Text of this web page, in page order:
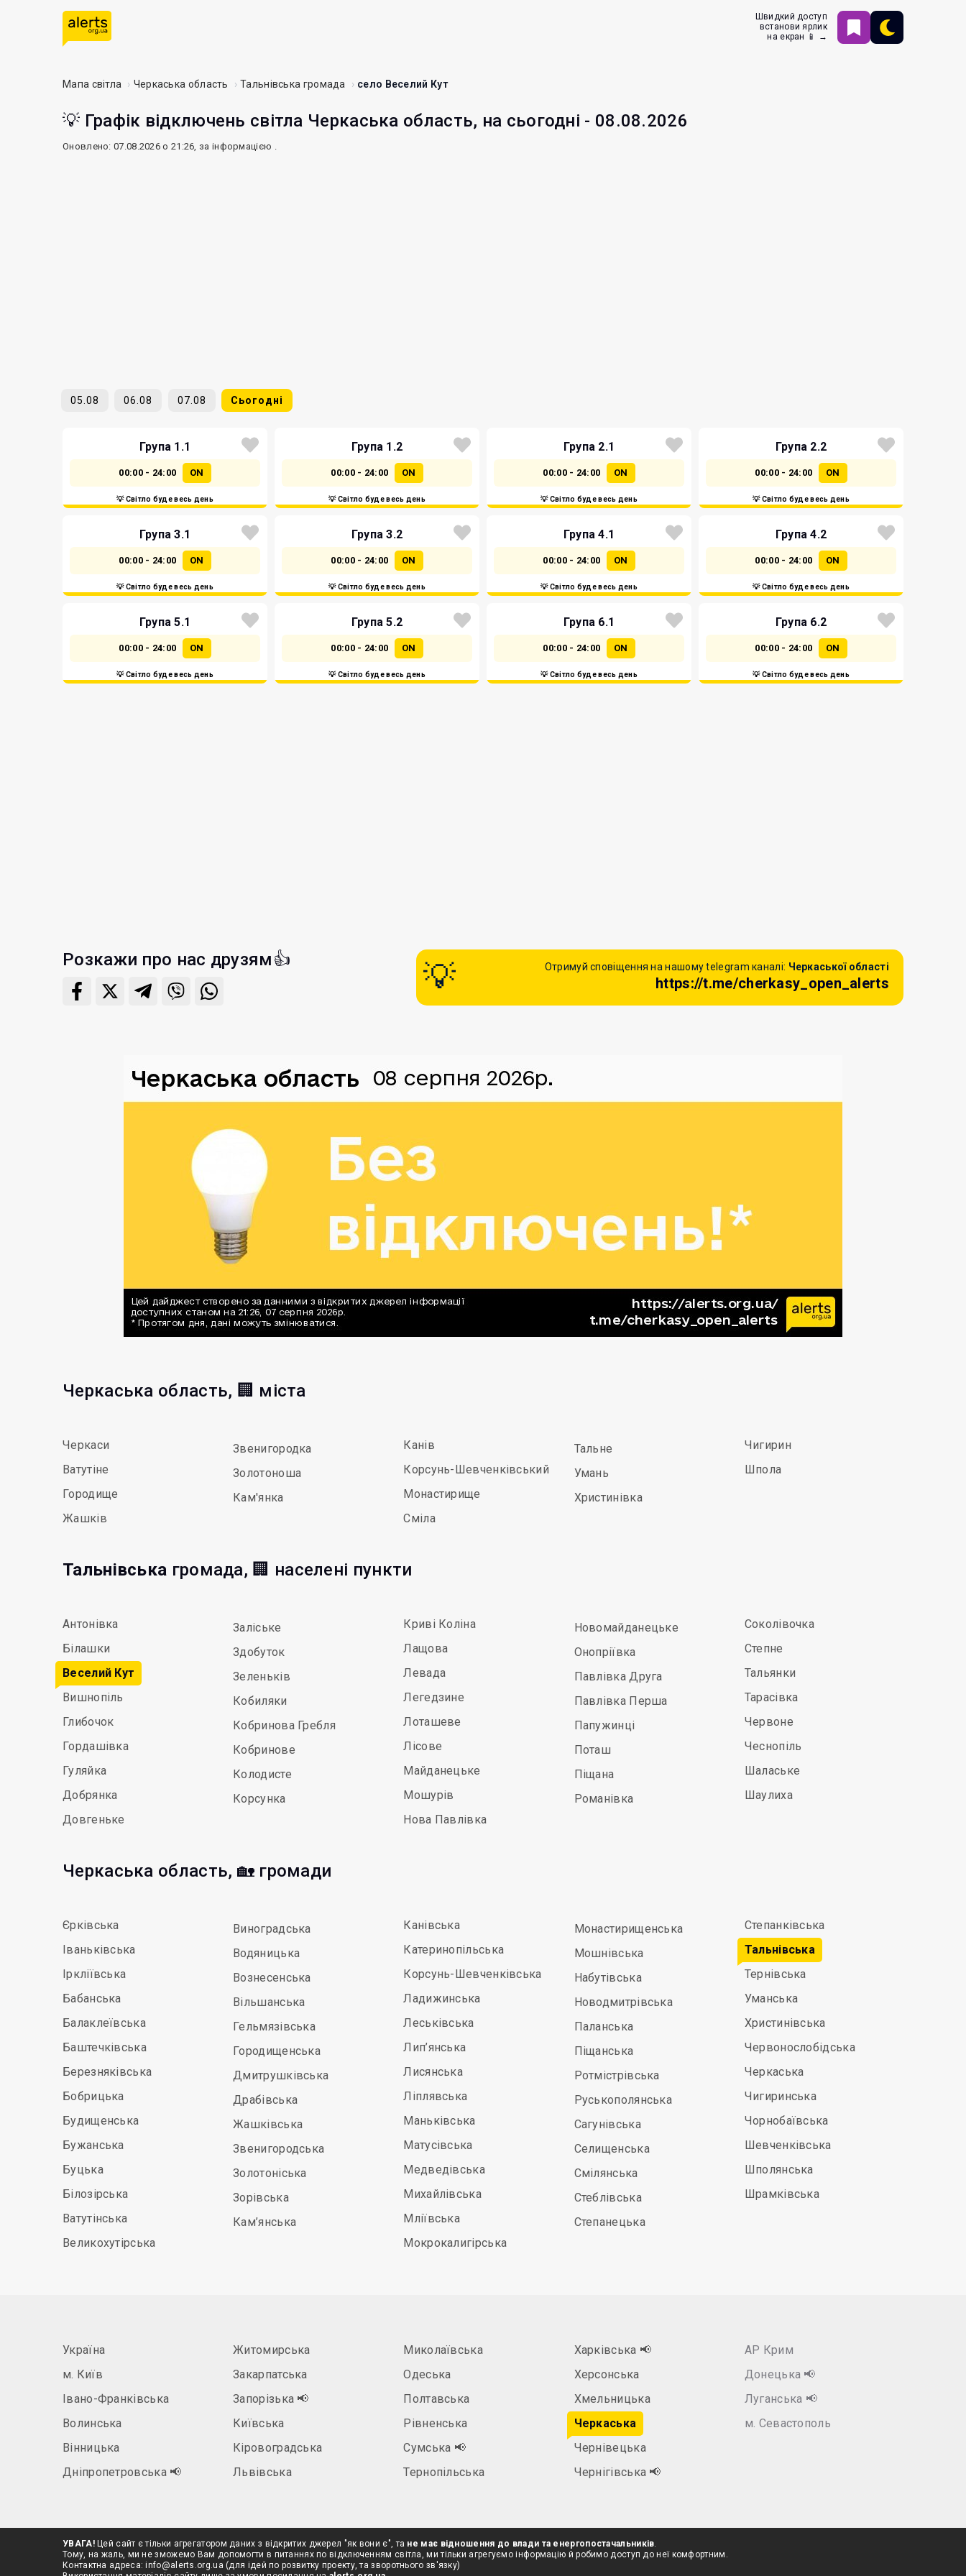
Швидкий доступ
встанови ярлик
на екран 📱 →
Мапа світла Черкаська область Тальнівська громада село Веселий Кут
💡 Графік відключень світла Черкаська область, на сьогодні - 08.08.2026
Оновлено: 07.08.2026 о 21:26, за інформацією .
05.08 06.08 07.08 Сьогодні
Група 1.1
00:00 - 24:00 ON
💡 Світло буде весь день
Група 1.2
00:00 - 24:00 ON
💡 Світло буде весь день
Група 2.1
00:00 - 24:00 ON
💡 Світло буде весь день
Група 2.2
00:00 - 24:00 ON
💡 Світло буде весь день
Група 3.1
00:00 - 24:00 ON
💡 Світло буде весь день
Група 3.2
00:00 - 24:00 ON
💡 Світло буде весь день
Група 4.1
00:00 - 24:00 ON
💡 Світло буде весь день
Група 4.2
00:00 - 24:00 ON
💡 Світло буде весь день
Група 5.1
00:00 - 24:00 ON
💡 Світло буде весь день
Група 5.2
00:00 - 24:00 ON
💡 Світло буде весь день
Група 6.1
00:00 - 24:00 ON
💡 Світло буде весь день
Група 6.2
00:00 - 24:00 ON
💡 Світло буде весь день
Розкажи про нас друзям👍 Отримуй сповіщення на нашому telegram каналі: Черкаської області
https://t.me/cherkasy_open_alerts
Черкаська область, 🏢 міста
Черкаси
Ватутіне
Городище
Жашків
Звенигородка
Золотоноша
Кам'янка
Канів
Корсунь-Шевченківський
Монастирище
Сміла
Тальне
Умань
Христинівка
Чигирин
Шпола
Тальнівська громада, 🏢 населені пункти
Антонівка
Білашки
Веселий Кут
Вишнопіль
Глибочок
Гордашівка
Гуляйка
Добрянка
Довгеньке
Заліське
Здобуток
Зеленьків
Кобиляки
Кобринова Гребля
Кобринове
Колодисте
Корсунка
Криві Коліна
Лащова
Левада
Легедзине
Лоташеве
Лісове
Майданецьке
Мошурів
Нова Павлівка
Новомайданецьке
Онопріївка
Павлівка Друга
Павлівка Перша
Папужинці
Поташ
Піщана
Романівка
Соколівочка
Степне
Тальянки
Тарасівка
Червоне
Чеснопіль
Шалаське
Шаулиха
Черкаська область, 🏡 громади
Єрківська
Іваньківська
Іркліївська
Бабанська
Балаклеївська
Баштечківська
Березняківська
Бобрицька
Будищенська
Бужанська
Буцька
Білозірська
Ватутінська
Великохутірська
Виноградська
Водяницька
Вознесенська
Вільшанська
Гельмязівська
Городищенська
Дмитрушківська
Драбівська
Жашківська
Звенигородська
Золотоніська
Зорівська
Кам’янська
Канівська
Катеринопільська
Корсунь-Шевченківська
Ладижинська
Леськівська
Лип’янська
Лисянська
Ліплявська
Маньківська
Матусівська
Медведівська
Михайлівська
Мліївська
Мокрокалигірська
Монастирищенська
Мошнівська
Набутівська
Новодмитрівська
Паланська
Піщанська
Ротмістрівська
Руськополянська
Сагунівська
Селищенська
Смілянська
Стеблівська
Степанецька
Степанківська
Тальнівська
Тернівська
Уманська
Христинівська
Червонослобідська
Черкаська
Чигиринська
Чорнобаївська
Шевченківська
Шполянська
Шрамківська
Україна
м. Київ
Івано-Франківська
Волинська
Вінницька
Дніпропетровська 📢
Житомирська
Закарпатська
Запорізька 📢
Київська
Кіровоградська
Львівська
Миколаївська
Одеська
Полтавська
Рівненська
Сумська 📢
Тернопільська
Харківська 📢
Херсонська
Хмельницька
Черкаська
Чернівецька
Чернігівська 📢
АР Крим
Донецька 📢
Луганська 📢
м. Севастополь
УВАГА!Цей сайт є тільки агрегатором даних з відкритих джерел "як вони є", та не має відношення до влади та енергопостачальників.
Тому, на жаль, ми не зможемо Вам допомогти в питаннях по відключенням світла, ми тільки агрегуємо інформацію й робимо доступ до неї комфортним.
Контактна адреса:info@alerts.org.ua (для ідей по розвитку проекту, та зворотнього зв'язку)